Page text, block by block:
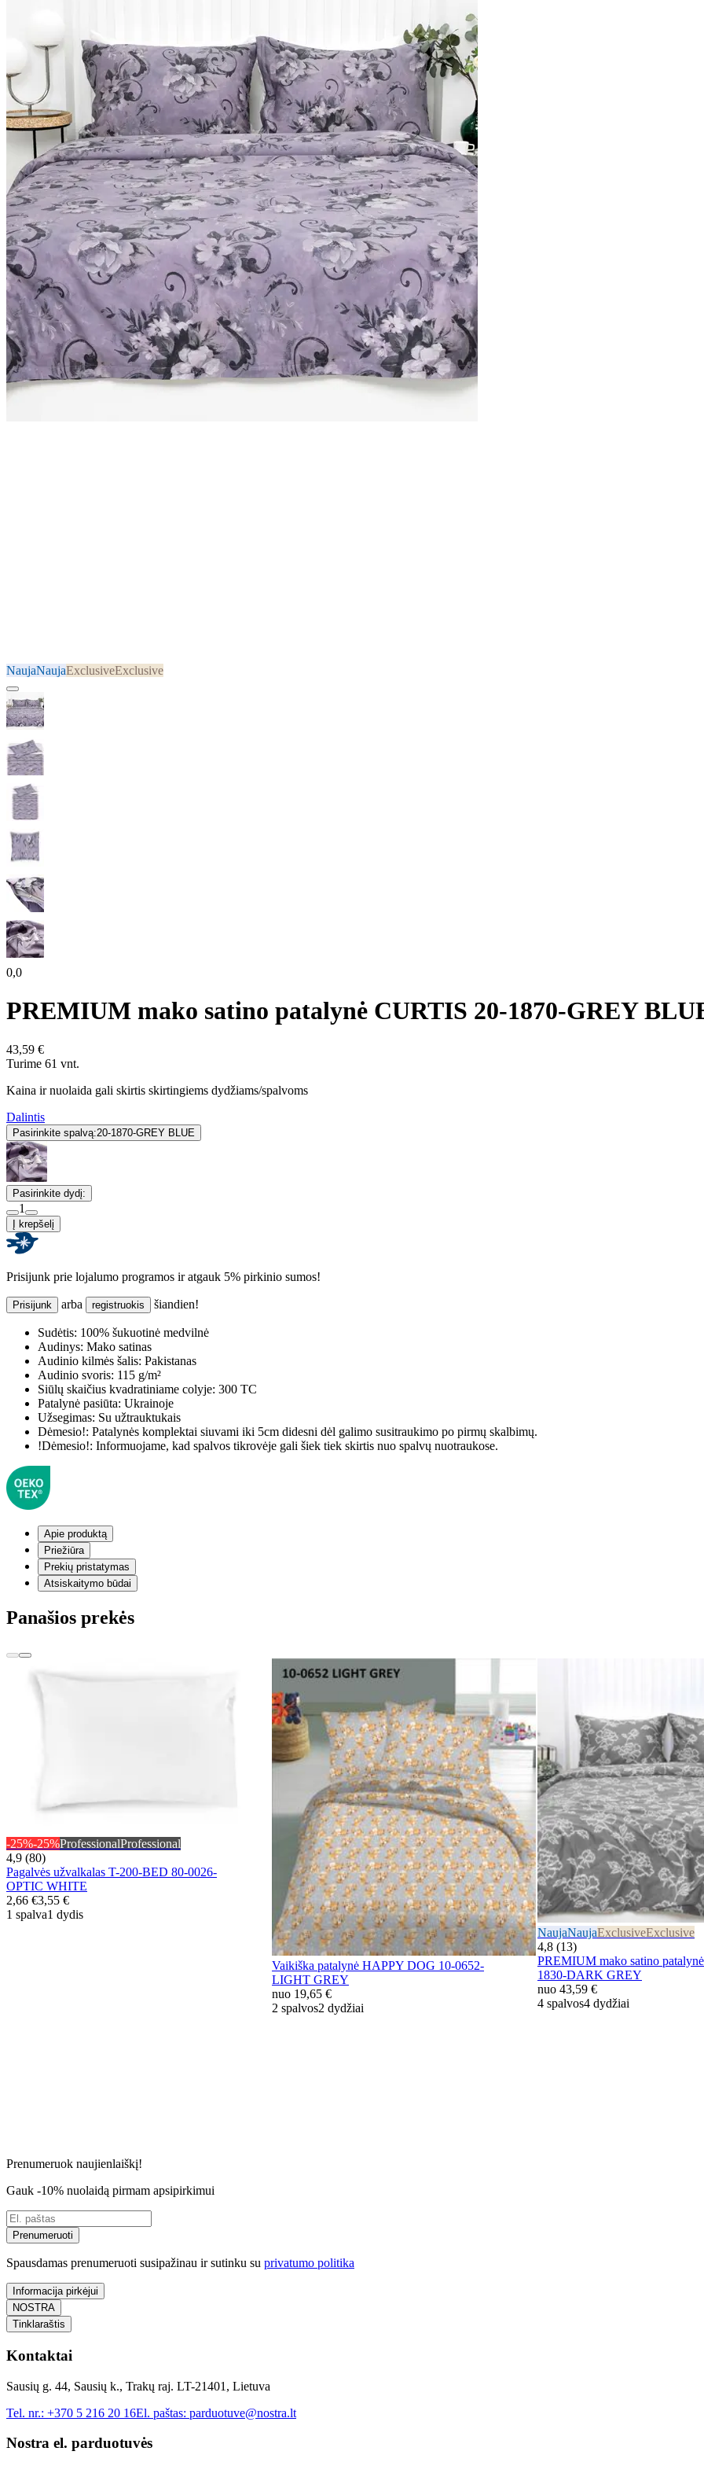
NaujaNaujaExclusiveExclusive
0,0
PREMIUM mako satino patalynė CURTIS 20-1870-GREY
43,59 €
Turime 61 vnt.
Kaina ir nuolaida gali skirtis skirtingiems dydžiams/spalvoms
Dalintis
Pasirinkite spalvą:20-1870-GREY BLUE
Pasirinkite dydį:
1
Į krepšelį
Prisijunk prie lojalumo programos ir atgauk 5% pirkinio sumos!
Prisijunk arba registruokis šiandien!
Sudėtis: 100% šukuotinė medvilnė
Audinys: Mako satinas
Audinio kilmės šalis: Pakistanas
Audinio svoris: 115 g/m²
Siūlų skaičius kvadratiniame colyje: 300 TC
Patalynė pasiūta: Ukrainoje
Užsegimas: Su užtrauktukais
Dėmesio!: Patalynės komplektai siuvami iki 5cm didesni dėl galimo susitraukimo po pirmų skalbimų.
!Dėmesio!: Informuojame, kad spalvos tikrovėje gali šiek tiek skirtis nuo spalvų nuotraukose.
Apie produktą
Priežiūra
Prekių pristatymas
Atsiskaitymo būdai
Panašios prekės
-25%-25%ProfessionalProfessional
4,9 (80)
Pagalvės užvalkalas T-200-BED 80-0026-
OPTIC WHITE
2,66 €3,55 €
1 spalva1 dydis
Vaikiška patalynė HAPPY DOG 10-0652-
LIGHT GREY
nuo 19,65 €
2 spalvos2 dydžiai
NaujaNaujaExclusiveExclusive
4,8 (13)
PREMIUM mako satino
1830-DARK GREY
nuo 43,59 €
4 spalvos4 dydžiai
Prenumeruok naujienlaiškį!
Gauk -10% nuolaidą pirmam apsipirkimui
Prenumeruoti
Spausdamas prenumeruoti susipažinau ir sutinku su privatumo politika
Informacija pirkėjui
NOSTRA
Tinklaraštis
Kontaktai
Sausių g. 44, Sausių k., Trakų raj. LT-21401, Lietuva
Tel. nr.: +370 5 216 20 16El. paštas: parduotuve@nostra.lt
Nostra el. parduotuvės